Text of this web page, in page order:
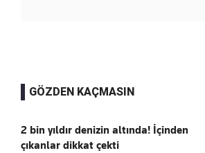
GÖZDEN KAÇMASIN
2 bin yıldır denizin altında! İçinden
çıkanlar dikkat çekti